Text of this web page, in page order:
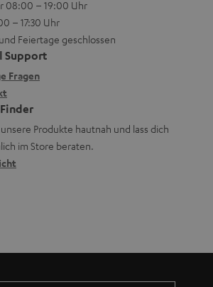
08:00 – 19:00 Uhr
– 17:30 Uhr
Feiertage geschlossen
Support
Fragen
Produkte hautnah und lass dich
im Store beraten.